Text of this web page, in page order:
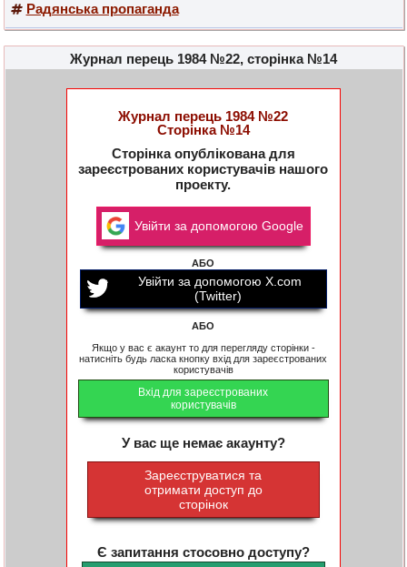
Радянська пропаганда
Журнал перець 1984 №22, сторінка №14
Журнал перець 1984 №22
Сторінка №14
Сторінка опублікована для
зареєстрованих користувачів нашого
проекту.
Увійти за допомогою Google
АБО
Увійти за допомогою X.com
(Twitter)
АБО
Якщо у вас є акаунт то для перегляду сторінки -
натисніть будь ласка кнопку вхід для зареєстрованих
користувачів
Вхід для зареєстрованих
користувачів
У вас ще немає акаунту?
Зареєструватися та
отримати доступ до
сторінок
Є запитання стосовно доступу?